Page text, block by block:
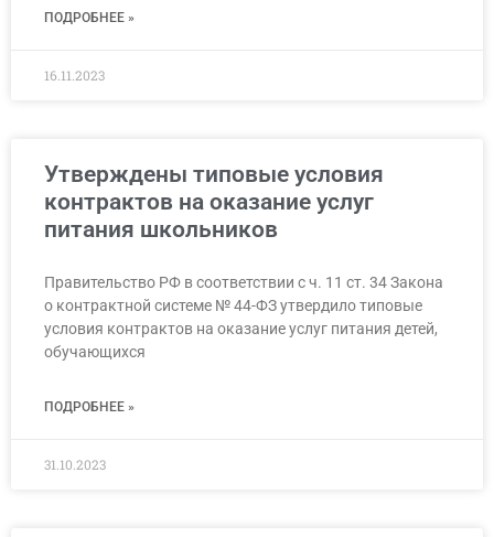
ПОДРОБНЕЕ »
16.11.2023
Утверждены типовые условия
контрактов на оказание услуг
питания школьников
Правительство РФ в соответствии с ч. 11 ст. 34 Закона
о контрактной системе № 44-ФЗ утвердило типовые
условия контрактов на оказание услуг питания детей,
обучающихся
ПОДРОБНЕЕ »
31.10.2023